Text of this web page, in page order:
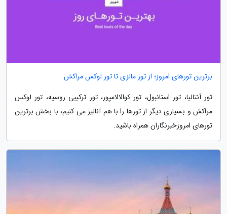
برترین تورهای امروز؛ از تور مالزی تا تور لوکس مراکش
تور آنتالیا، تور استانبول، تور کوالالامپور، تور ترکیبی روسیه، تور لوکس
مراکش و بسیاری دیگر از تورها را با هم آنالیز می کنیم، با بخش برترین
تورهای امروزخبرنگاران همراه باشید.